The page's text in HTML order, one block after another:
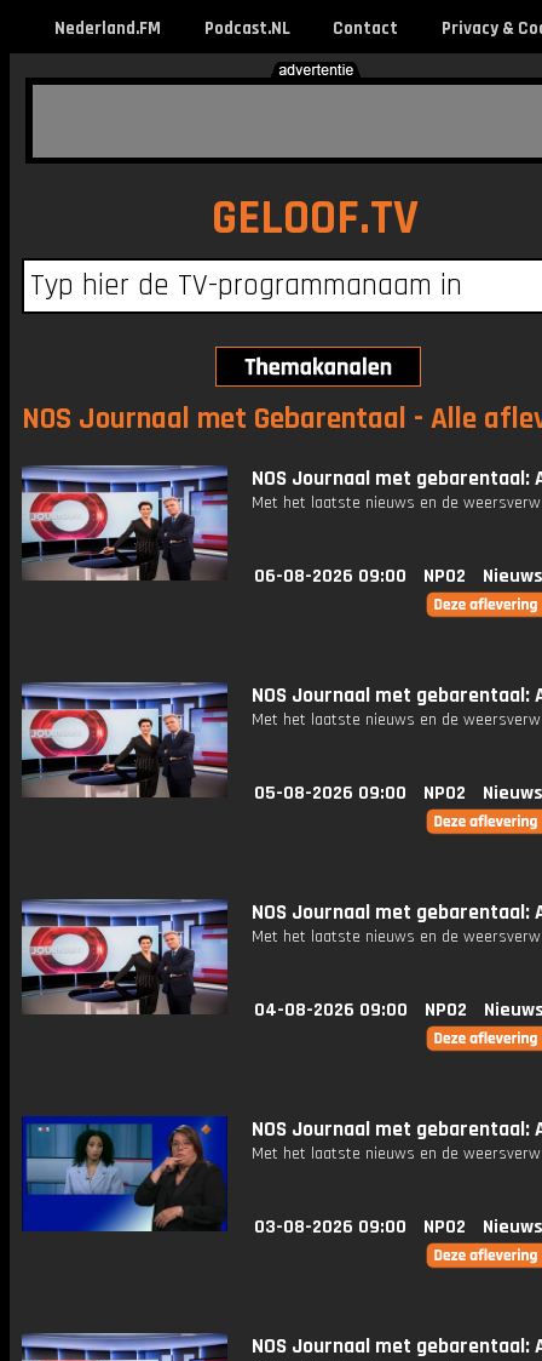
Nederland.FM Podcast.NL Contact Privacy &
GELOOF.TV
NOS Journaal met Gebarentaal - Alle
NOS Journaal met gebarentaal:
Met het laatste nieuws en de
06-08-2026 09:00 NPO2
NOS Journaal met gebarentaal:
Met het laatste nieuws en de
05-08-2026 09:00 NPO2
NOS Journaal met gebarentaal:
Met het laatste nieuws en de
04-08-2026 09:00 NPO2
NOS Journaal met gebarentaal:
Met het laatste nieuws en de
03-08-2026 09:00 NPO2
NOS Journaal met gebarentaal: